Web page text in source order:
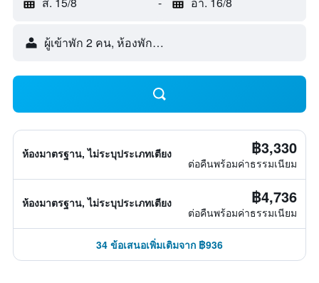
ผู้เข้าพัก 2 คน, ห้องพัก 1 ห้อง
ห้องมาตรฐาน, ไม่ระบุประเภทเตียง ฿3,330
ต่อคืนพร้อมค่าธรรมเนียม
ห้องมาตรฐาน, ไม่ระบุประเภทเตียง ฿4,736
ต่อคืนพร้อมค่าธรรมเนียม
34 ข้อเสนอเพิ่มเติมจาก ฿936